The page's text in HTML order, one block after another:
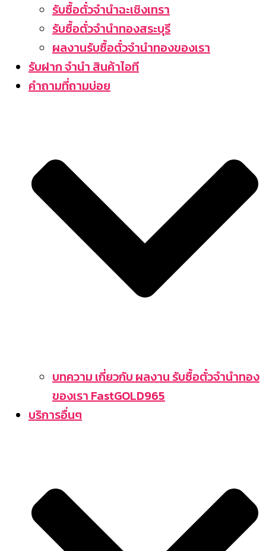
รับซื้อตั๋วจำนำฉะเชิงเทรา
รับซื้อตั๋วจำนำทองสระบุรี
ผลงานรับซื้อตั๋วจำนำทองของเรา
รับฝาก จำนำ สินค้าไอที
คำถามที่ถามบ่อย
บทความ เกี่ยวกับ ผลงาน รับซื้อตั๋วจำนำทอง
ของเรา FastGOLD965
บริการอื่นๆ